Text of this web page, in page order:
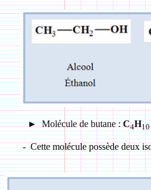
► Molécule de butane :C4H10
- Cette molécule possède deux